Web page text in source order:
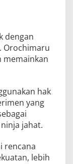
dengan
Orochimaru
memainkan
hak
yang
jahat.
rencana
lebih